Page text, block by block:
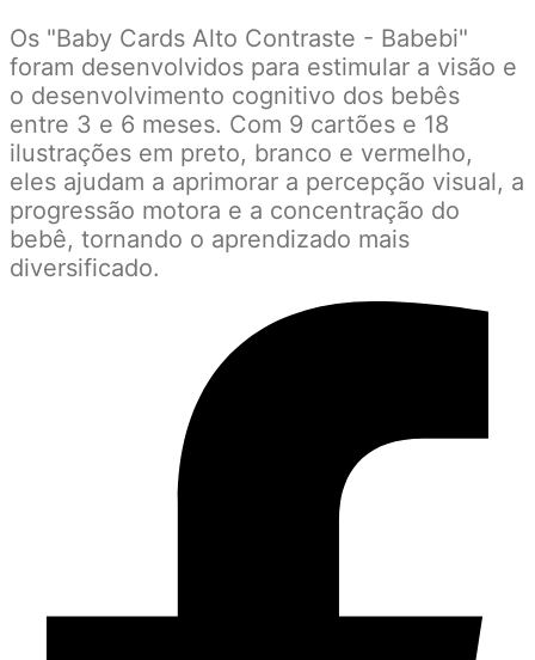
Os "Baby Cards Alto Contraste - Babebi"
foram desenvolvidos para estimular a visão e
o desenvolvimento cognitivo dos bebês
entre 3 e 6 meses. Com 9 cartões e 18
ilustrações em preto, branco e vermelho,
eles ajudam a aprimorar a percepção visual, a
progressão motora e a concentração do
bebê, tornando o aprendizado mais
diversificado.